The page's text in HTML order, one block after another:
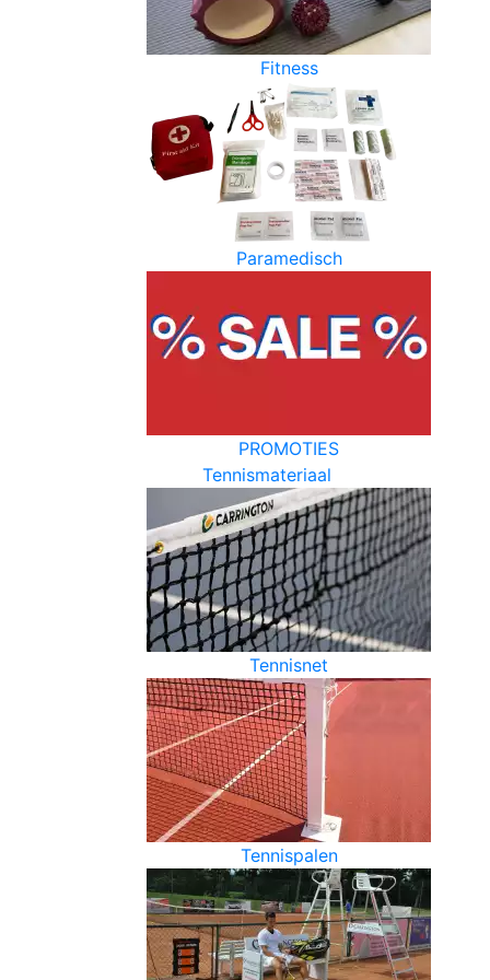
Fitness
Paramedisch
PROMOTIES
Tennismateriaal
Tennisnet
Tennispalen